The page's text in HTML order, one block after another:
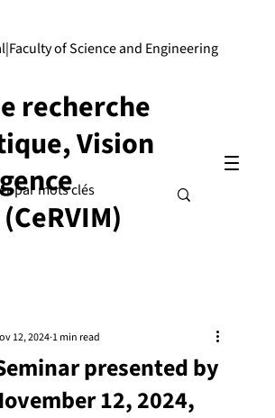
recherche
Vision
|Faculty of Science and Engineering
presented by
12, 2024,
12, 20241 min read